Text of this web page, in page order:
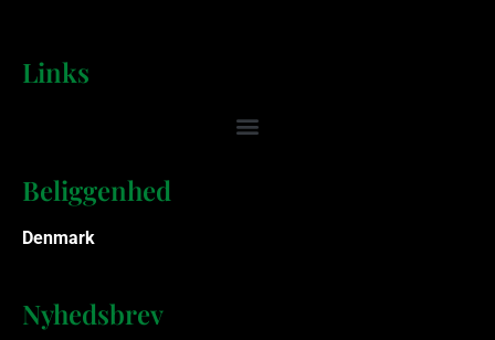
Links
Beliggenhed
Denmark
Nyhedsbrev